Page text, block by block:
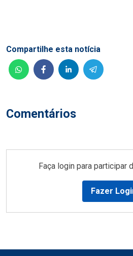
Comentários
Compartilhe esta notícia
Faça login para participar
Fazer